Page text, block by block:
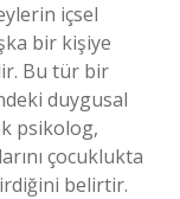
içsel
bir kişiye
Bu tür bir
duygusal
psikolog,
çocuklukta
belirtir.